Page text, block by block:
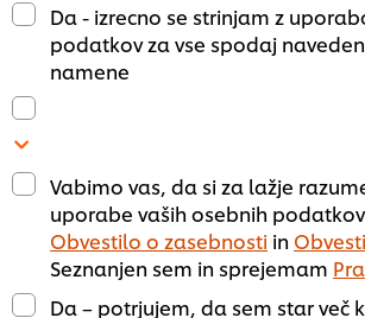
Da - izrecno se strinjam z
podatkov za vse spodaj
namene
Vabimo vas, da si za lažje
uporabe vaših osebnih
Obvestilo o zasebnosti in
Seznanjen sem in sprejemam